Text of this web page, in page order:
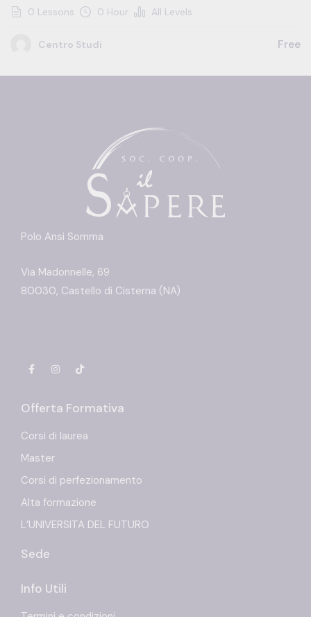
0 Lessons 0 Hour All Levels
Centro Studi Free
Polo Ansi Somma
Via Madonnelle, 69
80030, Castello di Cisterna (NA)
Offerta Formativa
Corsi di laurea
Master
Corsi di perfezionamento
Alta formazione
L’UNIVERSITA DEL FUTURO
Sede
Info Utili